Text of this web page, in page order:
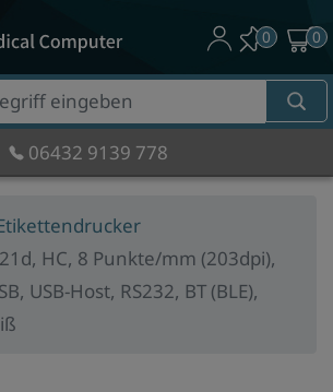
0 0
06432 9139 778
HC, 8 Punkte/mm (203dpi),
USB-Host, RS232, BT (BLE),